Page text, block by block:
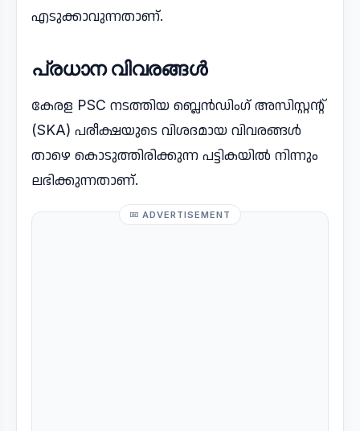
എടുക്കാവുന്നതാണ്.
പ്രധാന വിവരങ്ങൾ
കേരള PSC നടത്തിയ ബ്ലെൻഡിംഗ് അസിസ്റ്റന്റ്
(SKA) പരീക്ഷയുടെ വിശദമായ വിവരങ്ങൾ
താഴെ കൊടുത്തിരിക്കുന്ന പട്ടികയിൽ നിന്നും
ലഭിക്കുന്നതാണ്.
ADVERTISEMENT